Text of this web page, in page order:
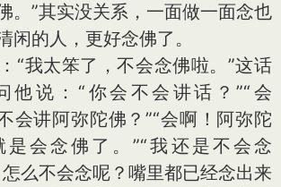
。”其实没关系，一面做一面念也
闲的人，更好念佛了。
我太笨了，不会念佛啦。”这话
他说：“你会不会讲话？”“会
会讲阿弥陀佛？”“会啊！阿弥陀
是会念佛了。”“我还是不会念
么不会念呢？嘴里都已经念出来